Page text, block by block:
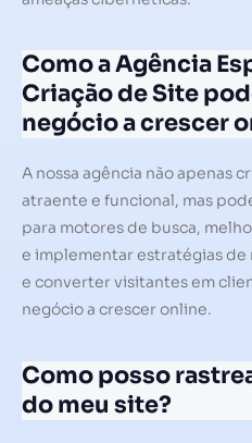
Como a Agência
Criação de Site
negócio a crescer
A nossa agência não apenas
atraente e funcional, mas
para motores de busca,
e implementar estratégias
e converter visitantes em
negócio a crescer online.
Como posso
do meu site?